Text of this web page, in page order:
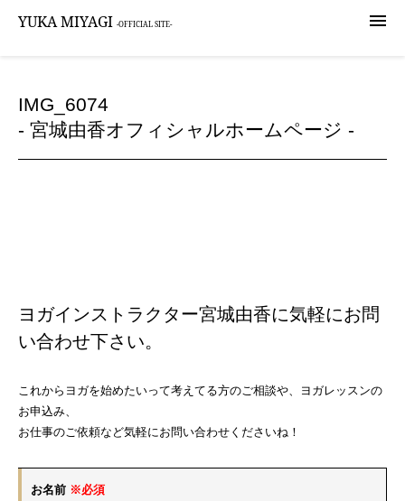

YUKA MIYAGI -OFFICIAL SITE-
IMG_6074
- 宮城由香オフィシャルホームページ -
ヨガインストラクター宮城由香に気軽にお問
い合わせ下さい。
これからヨガを始めたいって考えてる方のご相談や、ヨガレッスンの
お申込み、
お仕事のご依頼など気軽にお問い合わせくださいね！
お名前 ※必須